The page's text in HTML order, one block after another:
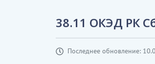
38.11 ОКЭД РК
Последнее обновление: